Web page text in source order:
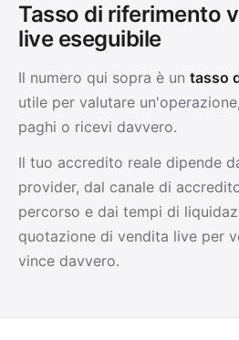
Tasso di riferimento
live eseguibile
Il numero qui sopra è un tasso
utile per valutare
paghi o ricevi davvero.
Il tuo accredito reale dipende
provider, dal canale di
percorso e dai tempi di
quotazione di vendita live per
vince davvero.